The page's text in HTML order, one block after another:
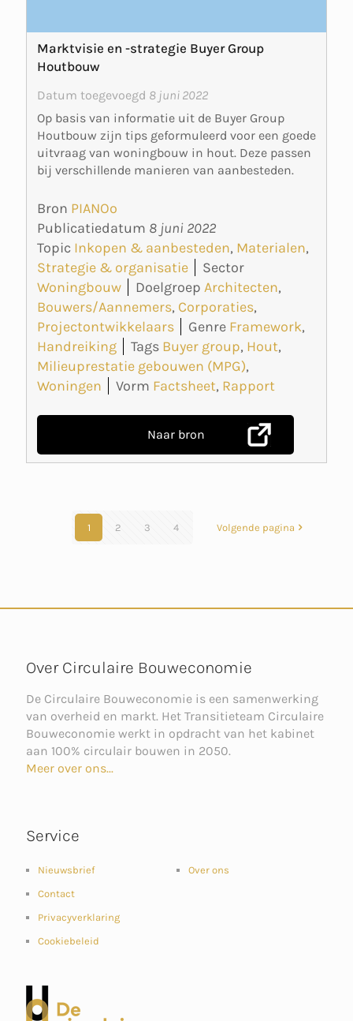
Marktvisie en -strategie Buyer Group
Houtbouw
Datum toegevoegd 8 juni 2022
Op basis van informatie uit de Buyer Group
Houtbouw zijn tips geformuleerd voor een goede
uitvraag van woningbouw in hout. Deze passen
bij verschillende manieren van aanbesteden.
Bron PIANOo
Publicatiedatum 8 juni 2022
Topic Inkopen & aanbesteden, Materialen,
Strategie & organisatie
Sector
Woningbouw
Doelgroep Architecten,
Bouwers/Aannemers, Corporaties,
Projectontwikkelaars
Genre Framework,
Handreiking
Tags Buyer group, Hout,
Milieuprestatie gebouwen (MPG),
Woningen
Vorm Factsheet, Rapport
Naar bron
1 2 3 4 Volgende pagina
Over Circulaire Bouweconomie
De Circulaire Bouweconomie is een samenwerking
van overheid en markt. Het Transitieteam Circulaire
Bouweconomie werkt in opdracht van het kabinet
aan 100% circulair bouwen in 2050.
Meer over ons...
Service
Nieuwsbrief
Contact
Privacyverklaring
Cookiebeleid
Over ons